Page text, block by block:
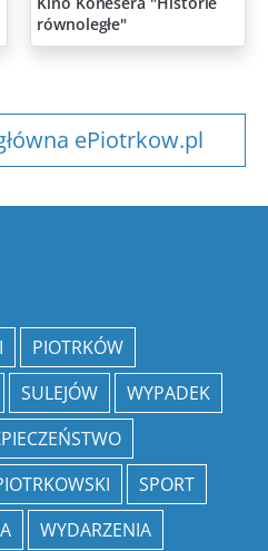
równoległe"
ePiotrkow.pl
PIOTRKÓW
SULEJÓW
WYPADEK
SPORT
WYDARZENIA